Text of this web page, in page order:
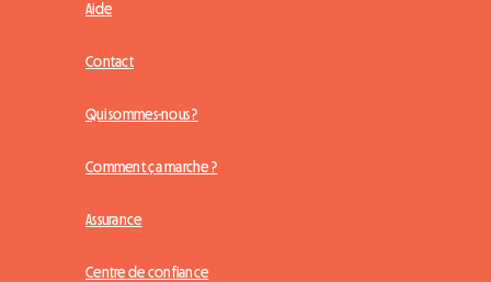
Aide
Contact
Qui sommes-nous ?
Comment ça marche ?
Assurance
Centre de confiance